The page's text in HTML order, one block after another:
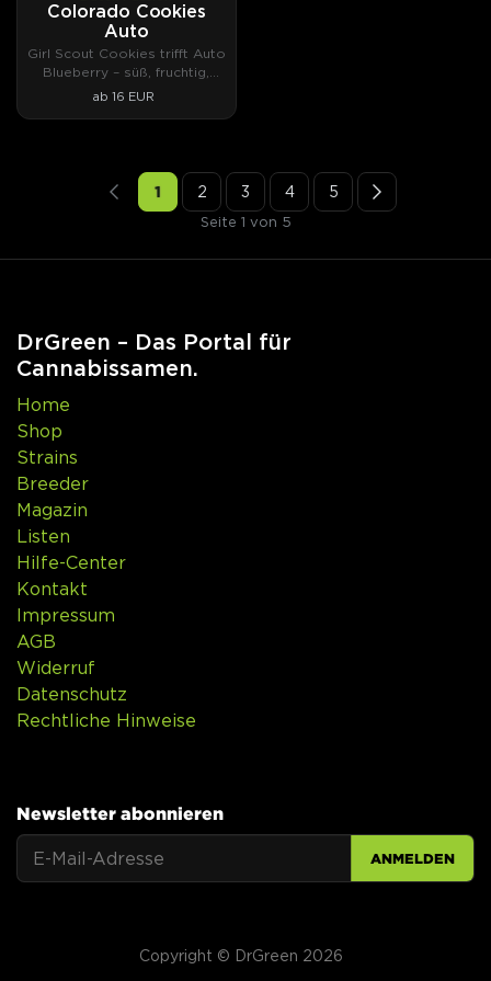
Colorado Cookies
Auto
Girl Scout Cookies trifft Auto
Blueberry – süß, fruchtig,
potent.
ab 16 EUR
1 2 3 4 5
Seite 1 von 5
DrGreen – Das Portal für
Cannabissamen.
Home
Shop
Strains
Breeder
Magazin
Listen
Hilfe-Center
Kontakt
Impressum
AGB
Widerruf
Datenschutz
Rechtliche Hinweise
Newsletter abonnieren
ANMELDEN
Copyright © DrGreen 2026